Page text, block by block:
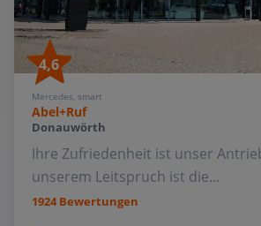
4,6
Mercedes, smart
Abel+Ruf
Donauwörth
Ihre Zufriedenheit ist unser
unserem Leitspruch ist die...
1924 Bewertungen